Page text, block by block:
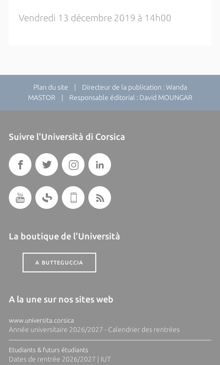
Vendredi 13 décembre 2019 à 14h00
Plan du site | Directeur de la publication : Wanda
MASTOR | Responsable éditorial : David MOUNGAR
Suivre l'Università di Corsica
La boutique de l'Università
A BUTTEGUCCIA
A la une sur nos sites web
www.universita.corsica
Année universitaire 2026/2027 - Calendrier des rentrées
Etudiants & futurs étudiants
Dates de rentrée 2026/2027 | IUT